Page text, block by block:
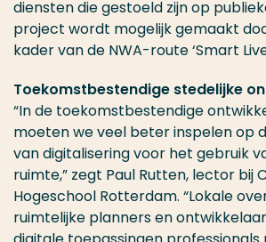
diensten die gestoeld zijn op
project wordt mogelijk gemaakt
kader van de NWA-route ‘Smart
Toekomstbestendige stedelijke
“In de toekomstbestendige
moeten we veel beter inspelen op
van digitalisering voor het gebruik
ruimte,” zegt Paul Rutten, lector bij
Hogeschool Rotterdam. “Lokale
ruimtelijke planners en